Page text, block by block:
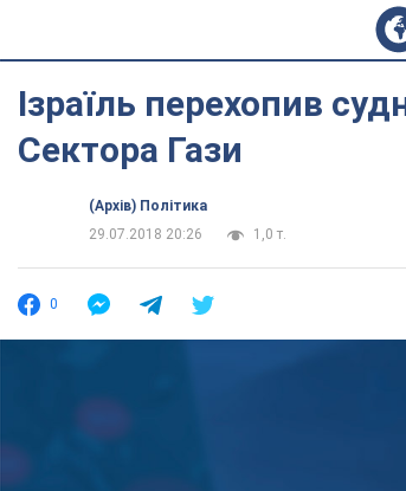
Ізраїль перехопив
Сектора Гази
(Архів) Політика
29.07.2018 20:26
1,0 т.
0